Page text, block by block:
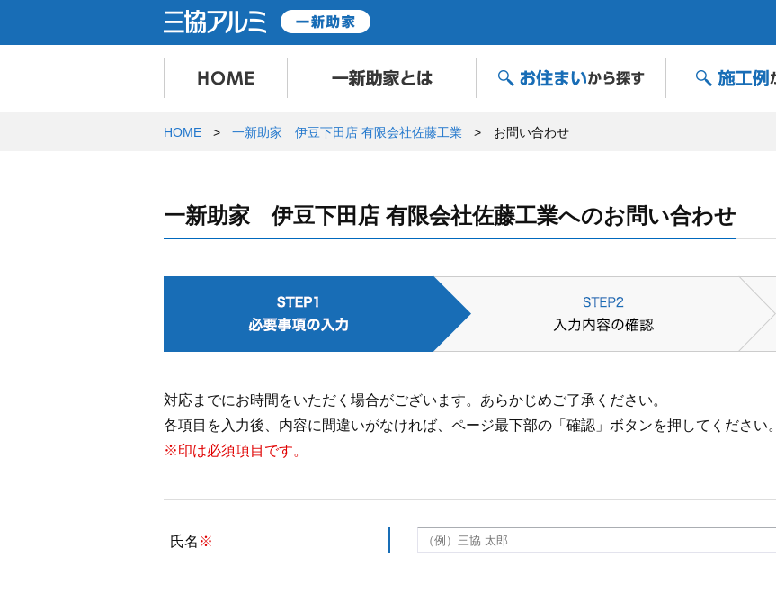
HOME 一新助家 伊豆下田店 有限会社佐藤工業 お問い合わせ
一新助家 伊豆下田店 有限会社佐藤工業へのお問い合わせ
対応までにお時間をいただく場合がございます。あらかじめご了承ください。
各項目を入力後、内容に間違いがなければ、ページ最下部の「確認」ボタンを押してください。
※印は必須項目です。
氏名 ※